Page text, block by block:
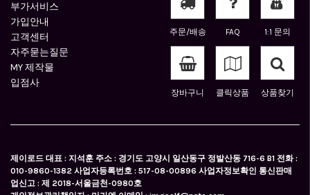
부가서비스
가입안내
고객센터
자주묻는질문
MY 제작물
입점사
주문/배송 FAQ 1:1 문의
장바구니 클릭상품 상품찾기
제이로드 대표 : 지석훈 주소 : 경기도 고양시 일산동구 정발산동 716-6 B1 전화 :
010-9860-1382 사업자등록번호 : 517-08-00896 사업자정보확인 통신판매
업신고 : 제 2018-서울금천-0980호